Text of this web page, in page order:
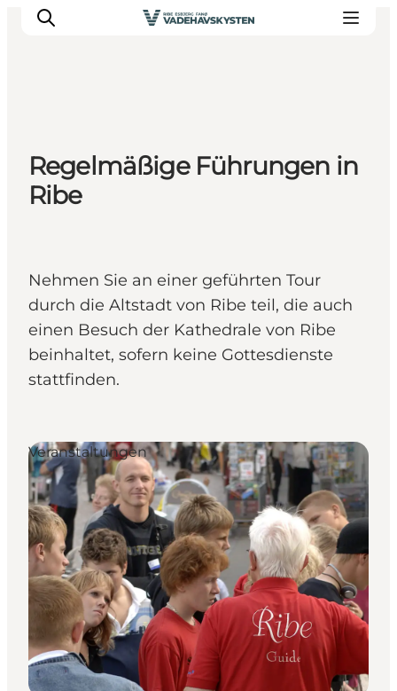
Ribe
Esbjerg
Fanø
Essen und Schlafen
Veranstaltungen
Regelmäßige Führungen in
Ribe
Nehmen Sie an einer geführten Tour
durch die Altstadt von Ribe teil, die auch
einen Besuch der Kathedrale von Ribe
beinhaltet, sofern keine Gottesdienste
stattfinden.
Veranstaltungen